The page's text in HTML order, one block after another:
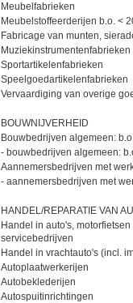
Meubelfabrieken
Meubelstoffeerderijen b.o. <
Fabricage van munten,
Sportartikelenfabrieken
Speelgoedartikelenfabrieken
Vervaardiging van overige
BOUWNIJVERHEID
Bouwbedrijven algemeen:
- bouwbedrijven algemeen:
Aannemersbedrijven met
- aannemersbedrijven met
HANDEL/REPARATIE VAN
Handel in auto's,
servicebedrijven
Handel in vrachtauto's (incl.
Autoplaatwerkerijen
Autobeklederijen
Autospuitinrichtingen